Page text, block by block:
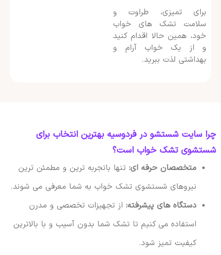
برای تمیزی، طراوت و
سلامت تشک های خواب
خود، همین حالا اقدام کنید
و از یک خواب آرام و
بهداشتی لذت ببرید.
چرا سایت شستشو در فردوسیه بهترین انتخاب برای
شستشوی تشک خواب است؟
متخصصان حرفه ای:تنها باتجربه ترین و مطمئن ترین
نیروهای شستشوی تشک خواب به شما معرفی می شوند.
دستگاه های پیشرفته:از تجهیزات تخصصی و مدرن
استفاده می کنیم تا تشک شما بدون آسیب و با بالاترین
کیفیت تمیز شود.